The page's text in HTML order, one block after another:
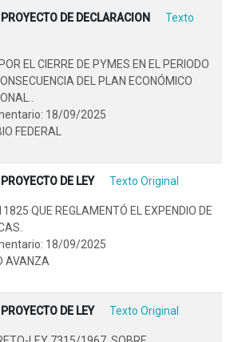
PROYECTO DE DECLARACION
Texto
EL CIERRE DE PYMES EN EL PERIODO
DEL PLAN ECONÓMICO
18/09/2025
FEDERAL
PROYECTO DE LEY Texto Original
QUE REGLAMENTÓ EL EXPENDIO DE
18/09/2025
AVANZA
PROYECTO DE LEY Texto Original